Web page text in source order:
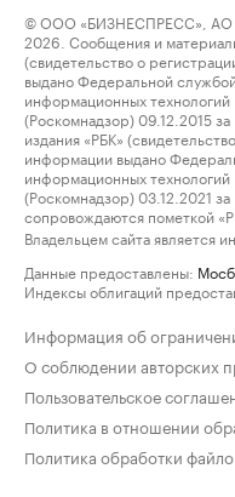
© ООО «БИЗНЕСПРЕСС», АО
2026. Сообщения и
(свидетельство о
выдано Федеральной
информационных
(Роскомнадзор) 09.12.2015
издания «РБК»
информации выдано
информационных
(Роскомнадзор) 03.12.2021
сопровождаются пометкой
Владельцем сайта является
Данные предоставлены:
Индексы облигаций
Информация об
О соблюдении авторских
Пользовательское
Политика в отношении
Политика обработки